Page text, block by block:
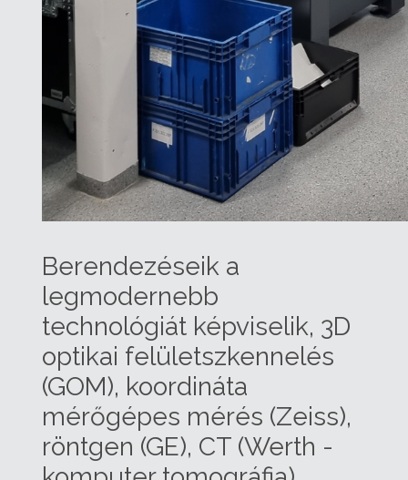
Berendezéseik a
legmodernebb
technológiát képviselik, 3D
optikai felületszkennelés
(GOM), koordináta
mérőgépes mérés (Zeiss),
röntgen (GE), CT (Werth -